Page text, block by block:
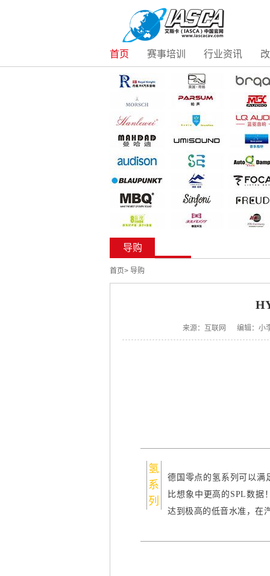
首页 赛事培训 行业资讯
导购
首页> 导购
来源：互联网 编辑：小
氢
系
列
德国零点的氢系列可以满
比想象中更高的SPL数据
达到极高的低音水准，在